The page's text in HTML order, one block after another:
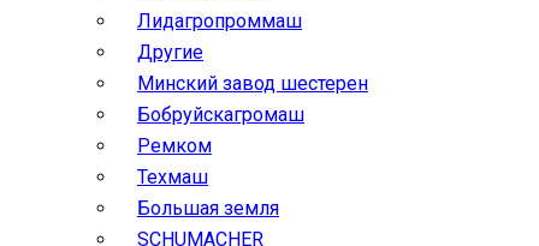
Лидагропроммаш
Другие
Минский завод шестерен
Бобруйскагромаш
Ремком
Техмаш
Большая земля
SCHUMACHER